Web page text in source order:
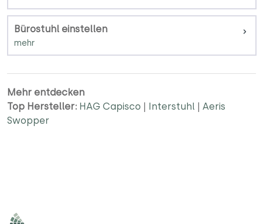
Bürostuhl einstellen
Mehr entdecken
Top Hersteller: HAG Capisco | Interstuhl | Aeris
Swopper